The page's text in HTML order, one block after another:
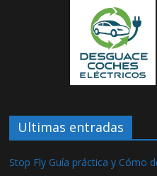
Ultimas entradas
Stop Fly Guía práctica y Cómo